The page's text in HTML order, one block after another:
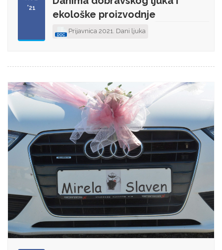
'21
ekološke proizvodnje
Prijavnica 2021. Dani ljuka